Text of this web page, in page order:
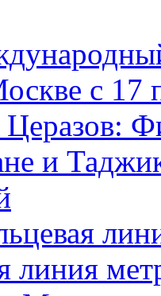
с 17
и
линия